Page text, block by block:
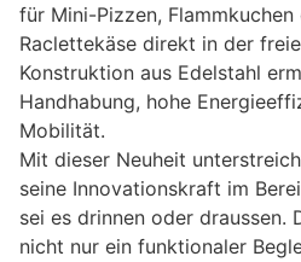
für Mini-Pizzen,
Raclettekäse direkt in der
Konstruktion aus Edelstahl
Handhabung, hohe
Mobilität.
Mit dieser Neuheit
seine Innovationskraft im
sei es drinnen oder draussen.
nicht nur ein funktionaler